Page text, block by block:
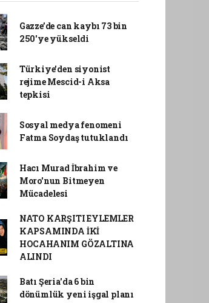
Gazze’de can kaybı 73 bin
250'ye yükseldi
Türkiye'den siyonist
rejime Mescid-i Aksa
tepkisi
Sosyal medya fenomeni
Fatma Soydaş tutuklandı
Hacı Murad İbrahim ve
Moro'nun Bitmeyen
Mücadelesi
NATO KARŞITI EYLEMLER
KAPSAMINDA İKİ
HOCAHANIM GÖZALTINA
ALINDI
Batı Şeria'da 6 bin
dönümlük yeni işgal planı